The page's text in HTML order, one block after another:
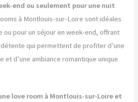
end ou seulement pour une nuit
à Montlouis-sur-Loire sont idéales
ou pour un séjour en week-end, offrant
qui permettent de profiter d’une
et d’une ambiance romantique unique
love room à Montlouis-sur-Loire et